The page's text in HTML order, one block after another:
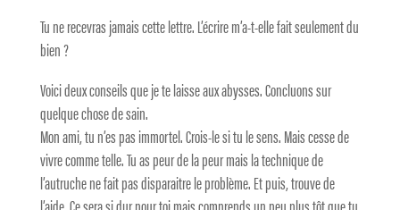
Tu ne recevras jamais cette lettre. L’écrire m’a-t-elle fait seulement du
bien ?
Voici deux conseils que je te laisse aux abysses. Concluons sur
quelque chose de sain.
Mon ami, tu n’es pas immortel. Crois-le si tu le sens. Mais cesse de
vivre comme telle. Tu as peur de la peur mais la technique de
l’autruche ne fait pas disparaitre le problème. Et puis, trouve de